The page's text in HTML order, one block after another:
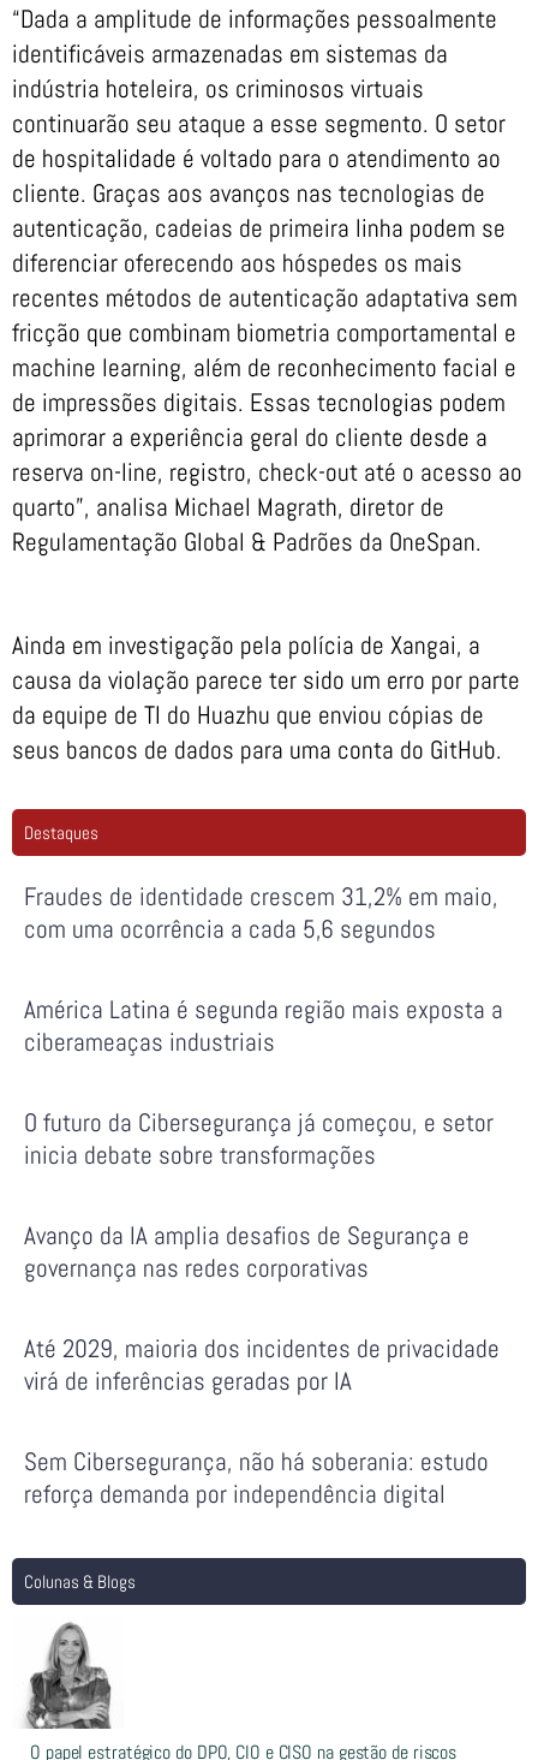
“Dada a amplitude de informações pessoalmente
identificáveis armazenadas em sistemas da
indústria hoteleira, os criminosos virtuais
continuarão seu ataque a esse segmento. O setor
de hospitalidade é voltado para o atendimento ao
cliente. Graças aos avanços nas tecnologias de
autenticação, cadeias de primeira linha podem se
diferenciar oferecendo aos hóspedes os mais
recentes métodos de autenticação adaptativa sem
fricção que combinam biometria comportamental e
machine learning, além de reconhecimento facial e
de impressões digitais. Essas tecnologias podem
aprimorar a experiência geral do cliente desde a
reserva on-line, registro, check-out até o acesso ao
quarto”, analisa Michael Magrath, diretor de
Regulamentação Global & Padrões da OneSpan.
Ainda em investigação pela polícia de Xangai, a
causa da violação parece ter sido um erro por parte
da equipe de TI do Huazhu que enviou cópias de
seus bancos de dados para uma conta do GitHub.
Destaques
Fraudes de identidade crescem 31,2% em maio,
com uma ocorrência a cada 5,6 segundos
América Latina é segunda região mais exposta a
ciberameaças industriais
O futuro da Cibersegurança já começou, e setor
inicia debate sobre transformações
Avanço da IA amplia desafios de Segurança e
governança nas redes corporativas
Até 2029, maioria dos incidentes de privacidade
virá de inferências geradas por IA
Sem Cibersegurança, não há soberania: estudo
reforça demanda por independência digital
Colunas & Blogs
O papel estratégico do DPO, CIO e CISO na gestão de riscos